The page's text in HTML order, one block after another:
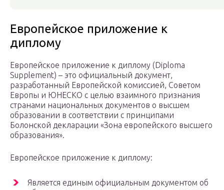
Европейское приложение к
диплому
Европейское приложение к диплому (Diploma
Supplement) – это официальный документ,
разработанный Европейской комиссией, Советом
Европы и ЮНЕСКО с целью взаимного признания
странами национальных документов о высшем
образовании в соответствии с принципами
Болонской декларации «Зона европейского высшего
образования».
Европейское приложение к диплому:
Является единым официальным документом об